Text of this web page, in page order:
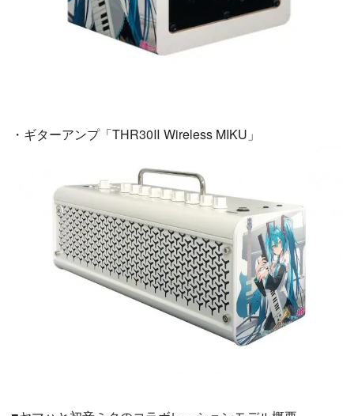
・ギターアンプ「THR30Ⅱ Wireless MIKU」